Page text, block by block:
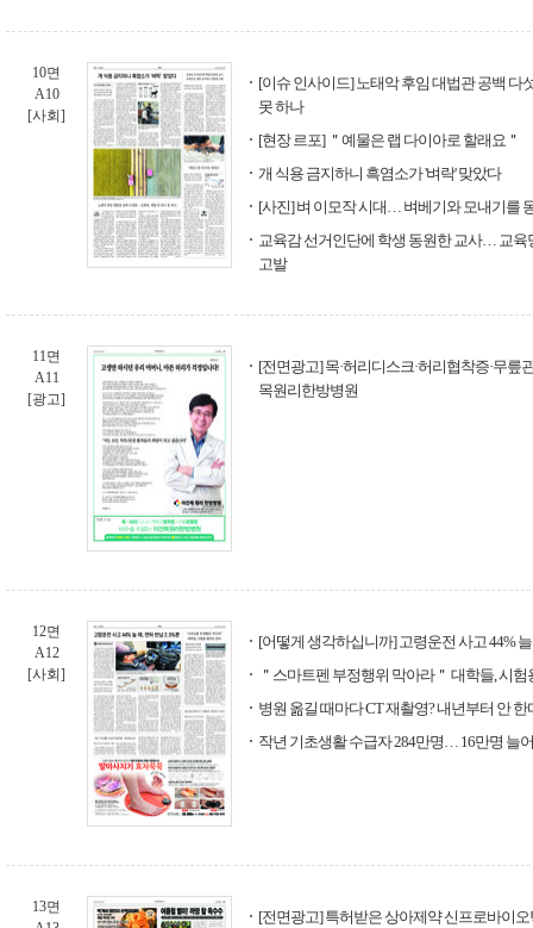
10면
A10
[사회]
[이슈 인사이드] 노태악 후임 대법관 공백 다
못 하나
[현장 르포] ＂예물은 랩 다이아로 할래요＂
개 식용 금지하니 흑염소가 '벼락' 맞았다
[사진] 벼 이모작 시대… 벼베기와 모내기를
교육감 선거인단에 학생 동원한 교사… 교육
고발
11면
A11
[광고]
[전면광고] 목·허리디스크·허리협착증·무릎
목원리한방병원
12면
A12
[사회]
[어떻게 생각하십니까] 고령운전 사고 44%
＂스마트펜 부정행위 막아라＂ 대학들, 시험
병원 옮길 때마다 CT 재촬영? 내년부터 안 한
작년 기초생활 수급자 284만명… 16만명 늘어
13면
[전면광고] 특허받은 상아제약 신프로바이오